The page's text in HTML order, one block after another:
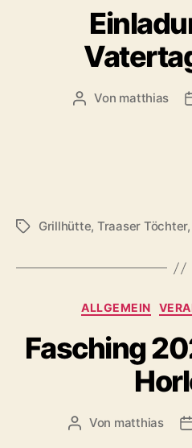
Beitragsautor
Von matthias
Schlagwörter
Grillhütte, Traaser Töchter,
ALLGEMEIN
Fasching
Beitragsautor
Von matthias